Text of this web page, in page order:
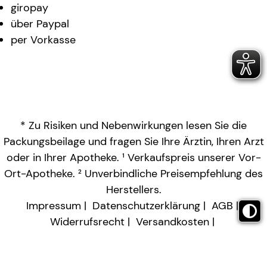
giropay
über Paypal
per Vorkasse
* Zu Risiken und Nebenwirkungen lesen Sie die
Packungsbeilage und fragen Sie Ihre Ärztin, Ihren Arzt
oder in Ihrer Apotheke. ¹ Verkaufspreis unserer Vor-
Ort-Apotheke. ² Unverbindliche Preisempfehlung des
Herstellers.
Impressum
Datenschutzerklärung
AGB
Widerrufsrecht
Versandkosten